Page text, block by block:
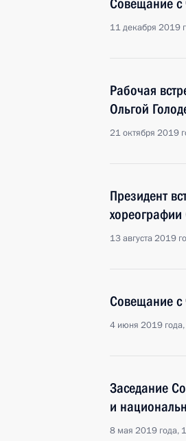
Совещание с
11 декабря 2019
Рабочая
Ольгой
21 октября 2019
Президент
хореографии
13 августа 2019
Совещание с
4 июня 2019
Заседание
и
8 мая 2019 года,